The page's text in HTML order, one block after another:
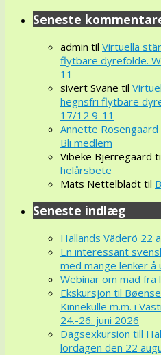
Seneste
admin til Virtuella
flytbare dyrefolde.
11
sivert Svane til
hegnsfri flytbare
17/12 9-11
Annette Rosengaard
Bli medlem
Vibeke Bjerregaard
helårsbete
Mats Nettelbladt til
Seneste indlæg
Hallands Väderö 22
En interessant
med mange lenker å
Webinar om mad fra
Ekskursjon til
Kinnekulle m.m. i
24.-26. juni 2026
Dagsexkursion till
lördagen den 22